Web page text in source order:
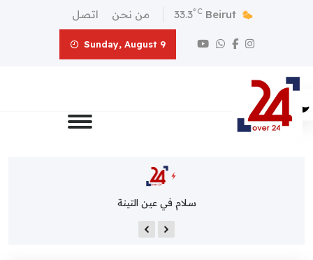
33.3°C Beirut من نحن اتصل
Sunday, August 9
سلام في عين التينة